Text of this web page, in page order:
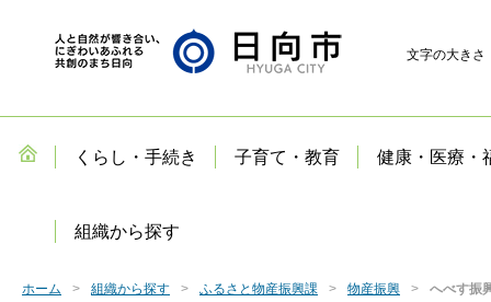
文字の大きさ
くらし・手続き 子育て・教育 健康・医療・
組織から探す
ホーム 組織から探す ふるさと物産振興課 物産振興 へべす振